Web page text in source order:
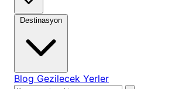
Destinasyon
Blog Gezilecek Yerler